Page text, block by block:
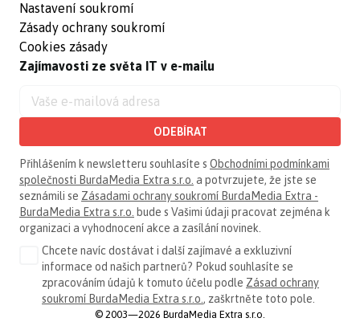
Nastavení soukromí
Zásady ochrany soukromí
Cookies zásady
Zajímavosti ze světa IT v e-mailu
ODEBÍRAT
Přihlášením k newsletteru souhlasíte s Obchodními podmínkami
společnosti BurdaMedia Extra s.r.o. a potvrzujete, že jste se
seznámili se Zásadami ochrany soukromí BurdaMedia Extra -
BurdaMedia Extra s.r.o. bude s Vašimi údaji pracovat zejména k
organizaci a vyhodnocení akce a zasílání novinek.
Chcete navíc dostávat i další zajímavé a exkluzivní
informace od našich partnerů? Pokud souhlasíte se
zpracováním údajů k tomuto účelu podle Zásad ochrany
soukromí BurdaMedia Extra s.r.o., zaškrtněte toto pole.
© 2003—2026 BurdaMedia Extra s.r.o.